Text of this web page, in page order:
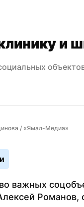
и
/ «Ямал-Медиа»
важных
Романов,